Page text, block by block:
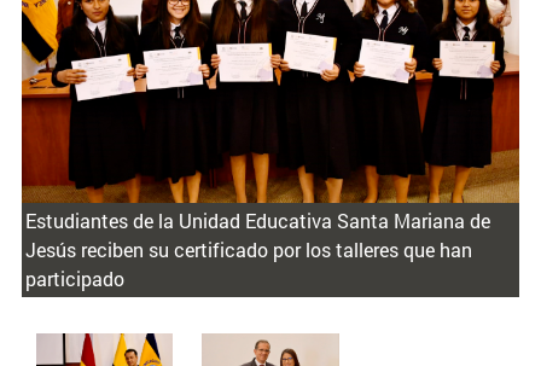
Estudiantes de la Unidad Educativa Santa Mariana de
Jesús reciben su certificado por los talleres que han
participado